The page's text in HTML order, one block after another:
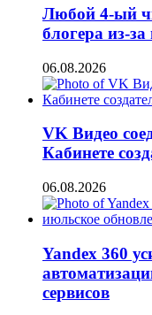
Любой 4-ый
блогера из-
06.08.2026
VK Видео
Кабинете
06.08.2026
Yandex 360
сервисов